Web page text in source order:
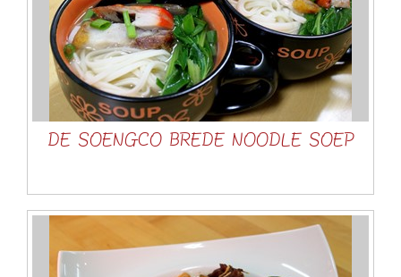
DE SOENGCO BREDE NOODLE SOEP